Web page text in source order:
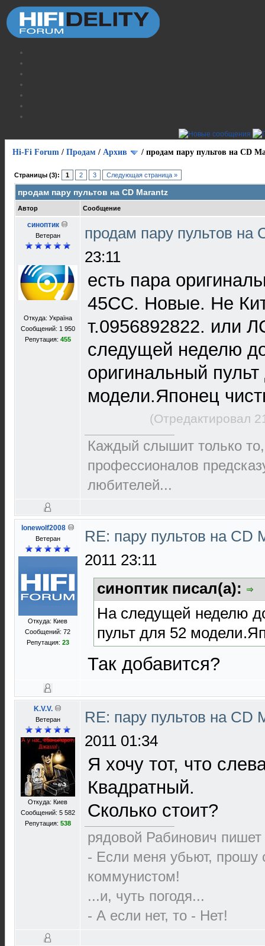
Hi-Fi Forum / Продам / Архив / продам пару пультов на СD
Страницы (3): 1 2 3 Следующая страница »
продам пару пультов на СD Marantz
Автор Сообщение
синоптик
Ветеран
Откуда: Україна
Сообщений: 1 950
Репутация: 455
продам пару пультов на
23:11
есть пара
45CC. Новые. Не
т.0956892822.
следущей неделю
оригинальный
модели.Японец
(Отредактировал
Каждый слышит только
пpофеccионалов
любителей...
lonewolf2008
Ветеран
Откуда: Киев
Сообщений: 72
Репутация: 23
RE: пару пультов на СD
2011 23:11
синоптик писал(а):
На следущей неделю
пульт для 52
Так добавится?
K.V.V.
Ветеран
Откуда: Киев
Сообщений: 5 582
Репутация: 538
RE: пару пультов на СD
2011 01:34
Я хочу тот, что
Квадратный.
Сколько стоит?
рядовой Рабинович
- Если меня убьют, прошу
коммунистом!
...и, чуть погодя...
- А если нет, то - Нет!